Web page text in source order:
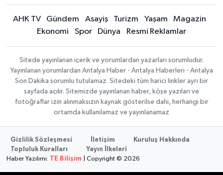
AHK TV Gündem Asayiş Turizm Yaşam
Magazin
Ekonomi
Spor Dünya Resmi Reklamlar
Sitede yayınlanan içerik ve yorumlardan yazarları sorumludur.
Yayınlanan yorumlardan Antalya Haber - Antalya Haberleri - Antalya
Son Dakika sorumlu tutulamaz. Sitedeki tüm harici linkler ayrı bir
sayfada açılır. Sitemizde yayınlanan haber, köşe yazıları ve
fotoğraflar izin alınmaksızın kaynak gösterilse dahi, herhangi bir
ortamda kullanılamaz ve yayınlanamaz
Gizlilik Sözleşmesi İletişim
Kuruluş Hakkında
Topluluk Kuralları
Yayın İlkeleri
Haber Yazılımı:
TE Bilişim | Copyright © 2026